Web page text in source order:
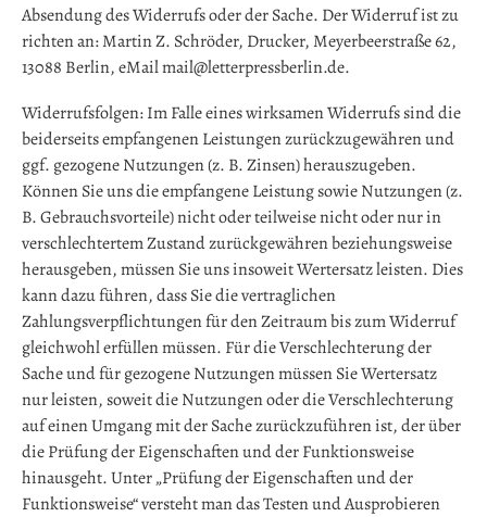
Absendung des Widerrufs oder der Sache. Der Widerruf ist zu
richten an: Martin Z. Schröder, Drucker, Meyerbeerstraße 62,
13088 Berlin, eMail mail@letterpressberlin.de.
Widerrufsfolgen: Im Falle eines wirksamen Widerrufs sind die
beiderseits empfangenen Leistungen zurückzugewähren und
ggf. gezogene Nutzungen (z. B. Zinsen) herauszugeben.
Können Sie uns die empfangene Leistung sowie Nutzungen (z.
B. Gebrauchsvorteile) nicht oder teilweise nicht oder nur in
verschlechtertem Zustand zurückgewähren beziehungsweise
herausgeben, müssen Sie uns insoweit Wertersatz leisten. Dies
kann dazu führen, dass Sie die vertraglichen
Zahlungsverpflichtungen für den Zeitraum bis zum Widerruf
gleichwohl erfüllen müssen. Für die Verschlechterung der
Sache und für gezogene Nutzungen müssen Sie Wertersatz
nur leisten, soweit die Nutzungen oder die Verschlechterung
auf einen Umgang mit der Sache zurückzuführen ist, der über
die Prüfung der Eigenschaften und der Funktionsweise
hinausgeht. Unter „Prüfung der Eigenschaften und der
Funktionsweise“ versteht man das Testen und Ausprobieren